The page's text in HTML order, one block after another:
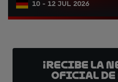
10 - 12 JUL 2026
¡Recibe la
oficial de